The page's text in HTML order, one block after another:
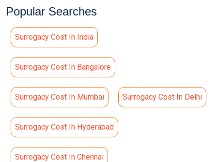
Popular Searches
Surrogacy Cost In India
Surrogacy Cost In Bangalore
Surrogacy Cost In Mumbai Surrogacy Cost In Delhi
Surrogacy Cost In Hyderabad
Surrogacy Cost In Chennai